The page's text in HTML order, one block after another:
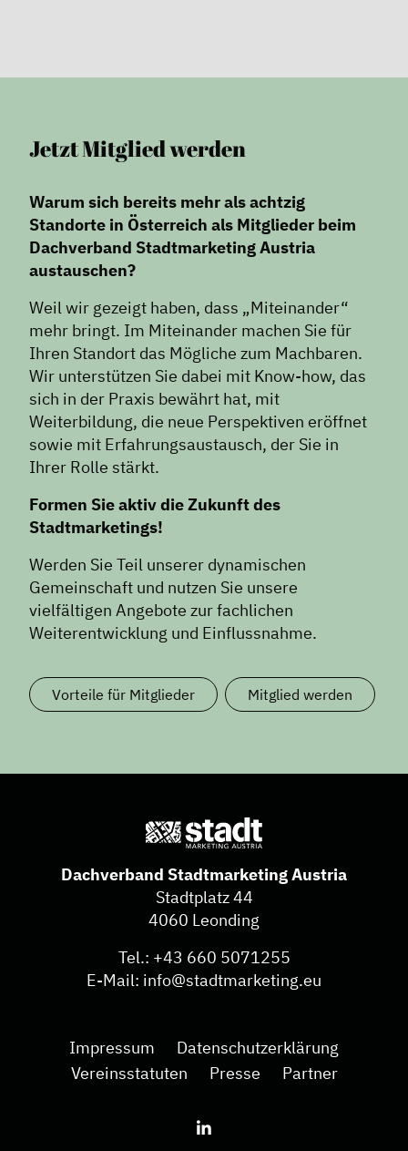
Jetzt Mitglied werden
Warum sich bereits mehr als achtzig
Standorte in Österreich als Mitglieder beim
Dachverband Stadtmarketing Austria
austauschen?
Weil wir gezeigt haben, dass „Miteinander“
mehr bringt. Im Miteinander machen Sie für
Ihren Standort das Mögliche zum Machbaren.
Wir unterstützen Sie dabei mit Know-how, das
sich in der Praxis bewährt hat, mit
Weiterbildung, die neue Perspektiven eröffnet
sowie mit Erfahrungsaustausch, der Sie in
Ihrer Rolle stärkt.
Formen Sie aktiv die Zukunft des
Stadtmarketings!
Werden Sie Teil unserer dynamischen
Gemeinschaft und nutzen Sie unsere
vielfältigen Angebote zur fachlichen
Weiterentwicklung und Einflussnahme.
Vorteile für Mitglieder Mitglied werden
Dachverband Stadtmarketing Austria
Stadtplatz 44
4060 Leonding
Tel.: +43 660 5071255
E-Mail: info@stadtmarketing.eu
Impressum
Datenschutzerklärung
Vereinsstatuten
Presse Partner